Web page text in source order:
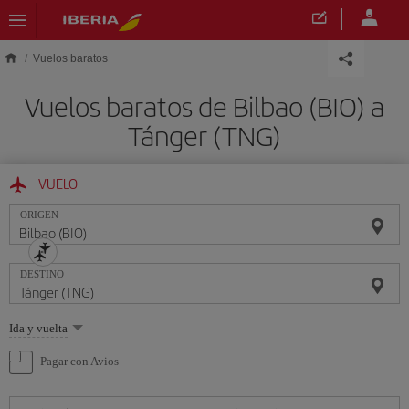
Saltar al contenido principal
Vuelos baratos
Vuelos baratos de Bilbao (BIO) a
Tánger (TNG)
VUELO
ORIGEN
DESTINO
Seleccione
una
opción
Ida y vuelta
Pagar con Avios